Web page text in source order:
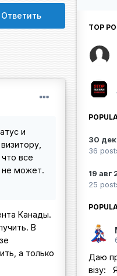
Ответить
и
все
не может.
Канады.
В
а только
TOP
30
36
19 авг
25
Даю
візу: